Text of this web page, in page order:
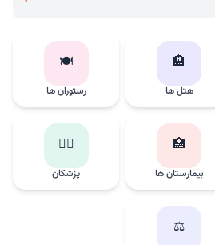
🏨
هتل ها
🍽️
رستوران ها
🏥
بیمارستان ها
👨‍⚕️
پزشکان
⚖️